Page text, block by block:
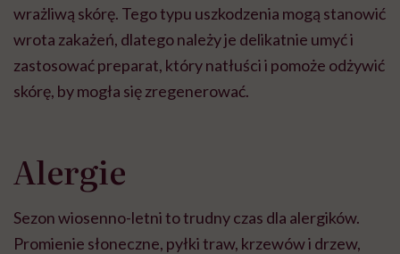
wrażliwą skórę. Tego typu uszkodzenia mogą stanowić
wrota zakażeń, dlatego należy je delikatnie umyć i
zastosować preparat, który natłuści i pomoże odżywić
skórę, by mogła się zregenerować.
Alergie
Sezon wiosenno-letni to trudny czas dla alergików.
Promienie słoneczne, pyłki traw, krzewów i drzew,